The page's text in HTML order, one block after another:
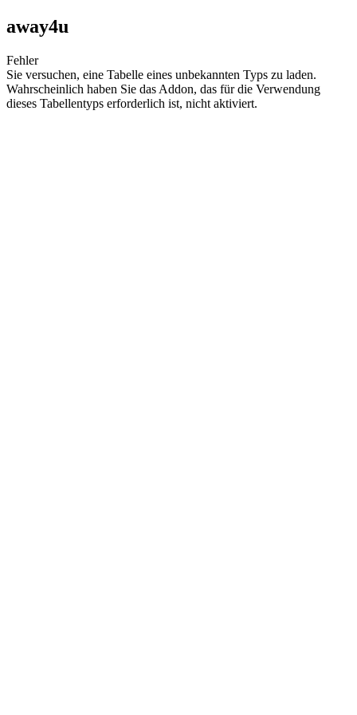
away4u
Fehler
Sie versuchen, eine Tabelle eines unbekannten Typs zu laden.
Wahrscheinlich haben Sie das Addon, das für die Verwendung
dieses Tabellentyps erforderlich ist, nicht aktiviert.